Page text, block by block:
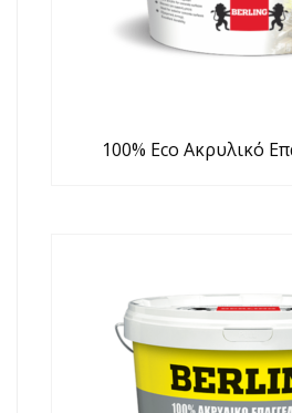
100% Eco Ακρυλικό